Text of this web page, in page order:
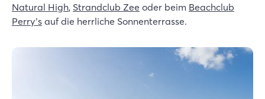
Natural High, Strandclub Zee oder beim Beachclub
Perry’s auf die herrliche Sonnenterrasse.